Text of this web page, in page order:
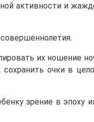
активности и
их ношение
очки в
зрение в эпоху